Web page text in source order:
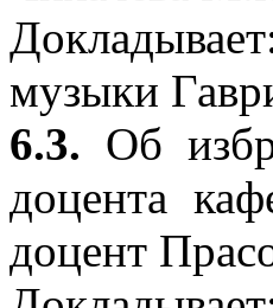
музыки
6.3. Об
доцента
доцент